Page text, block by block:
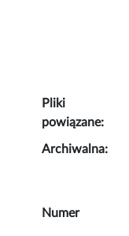
Pliki
powiązane:
Archiwalna:
Numer